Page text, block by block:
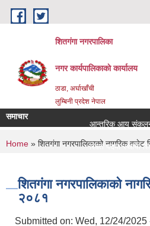
Skip to main content
शितगंगा नगरपालिका
नगर कार्यपालिकाकाे कार्यालय
ठाडा, अर्घाखाँची
लुम्बिनी प्रदेश नेपाल
समाचार
आन्तरिक आय संकलनको
रिक्त पदमा स्थायी
You are here
Home » शितगंगा नगरपालिकाको नागरिक वजेट
शितगंगा नगरपालिकाको
२०८१
Submitted on: Wed, 12/24/2025